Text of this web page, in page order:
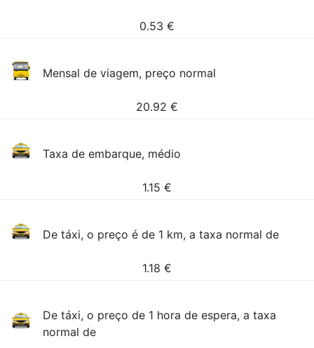
0.53 €
Mensal de viagem, preço normal
20.92 €
Taxa de embarque, médio
1.15 €
De táxi, o preço é de 1 km, a taxa normal de
1.18 €
De táxi, o preço de 1 hora de espera, a taxa
normal de